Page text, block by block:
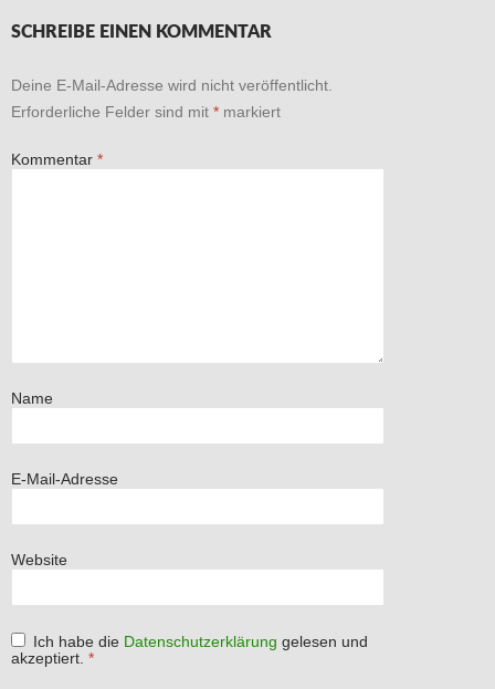
SCHREIBE EINEN KOMMENTAR
Deine E-Mail-Adresse wird nicht veröffentlicht.
Erforderliche Felder sind mit * markiert
Kommentar *
Name
E-Mail-Adresse
Website
Ich habe die Datenschutzerklärung gelesen und
akzeptiert. *